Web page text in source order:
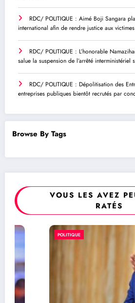
RDC/ POLITIQUE : Aimé Boji Sangara
international afin de rendre justice aux
RDC/ POLITIQUE : L’honorable
salue la suspension de l’arrêté interministériel
RDC/ POLITIQUE : Dépolitisation des
entreprises publiques bientôt recrutés par
Browse By Tags
VOUS LES AVEZ
RATÉS